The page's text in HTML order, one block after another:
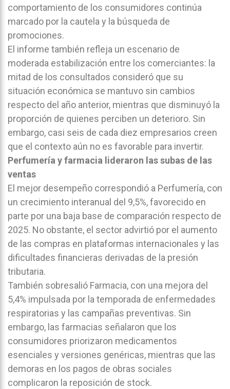
comportamiento de los consumidores continúa
marcado por la cautela y la búsqueda de
promociones.
El informe también refleja un escenario de
moderada estabilización entre los comerciantes: la
mitad de los consultados consideró que su
situación económica se mantuvo sin cambios
respecto del año anterior, mientras que disminuyó la
proporción de quienes perciben un deterioro. Sin
embargo, casi seis de cada diez empresarios creen
que el contexto aún no es favorable para invertir.
Perfumería y farmacia lideraron las subas de las
ventas
El mejor desempeño correspondió a Perfumería, con
un crecimiento interanual del 9,5%, favorecido en
parte por una baja base de comparación respecto de
2025. No obstante, el sector advirtió por el aumento
de las compras en plataformas internacionales y las
dificultades financieras derivadas de la presión
tributaria.
También sobresalió Farmacia, con una mejora del
5,4% impulsada por la temporada de enfermedades
respiratorias y las campañas preventivas. Sin
embargo, las farmacias señalaron que los
consumidores priorizaron medicamentos
esenciales y versiones genéricas, mientras que las
demoras en los pagos de obras sociales
complicaron la reposición de stock.